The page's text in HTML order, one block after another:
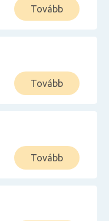
Tovább
Tovább
Tovább